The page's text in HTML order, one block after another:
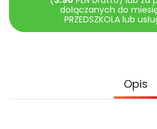
dołączanych do
PRZEDSZKOLA lub
Opis